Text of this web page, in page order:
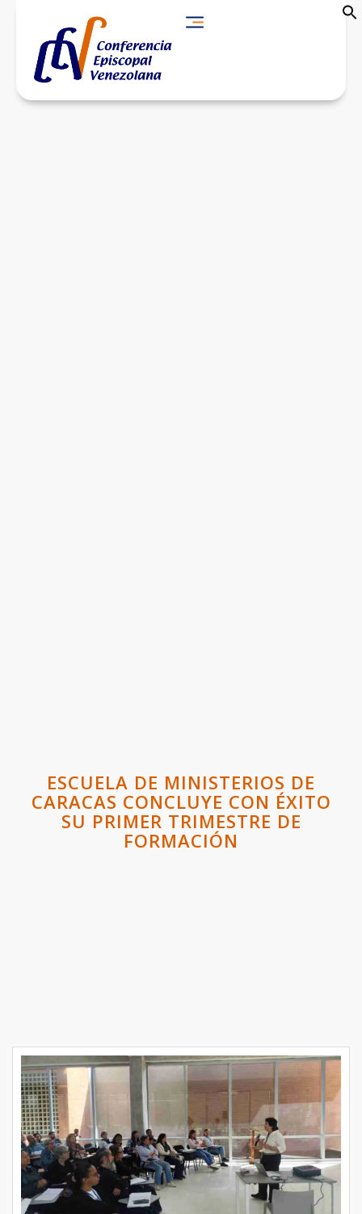
ESCUELA DE MINISTERIOS DE
CARACAS CONCLUYE CON ÉXITO
SU PRIMER TRIMESTRE DE
FORMACIÓN